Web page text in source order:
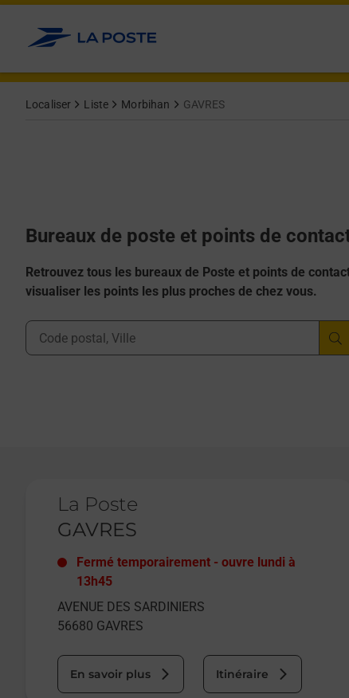
Allez au contenu
Localiser Liste Morbihan GAVRES
Bureaux de poste et points de
Retrouvez tous les bureaux de Poste et points de
visualiser les points les plus proches de chez vous.
Ville, Département, Code Postal
La Poste
GAVRES
Fermé temporairement - ouvre lundi à
13h45
AVENUE DES SARDINIERS
56680 GAVRES
En savoir plus Itinéraire
Afficher ou masquer la réponse
Afficher ou masquer la réponse
Afficher ou masquer la réponse
Afficher ou masquer la réponse
Afficher ou masquer la réponse